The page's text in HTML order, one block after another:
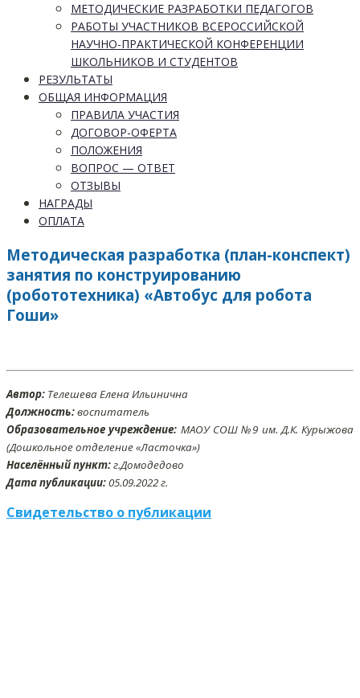
МЕТОДИЧЕСКИЕ РАЗРАБОТКИ ПЕДАГОГОВ
РАБОТЫ УЧАСТНИКОВ ВСЕРОССИЙСКОЙ
НАУЧНО-ПРАКТИЧЕСКОЙ КОНФЕРЕНЦИИ
ШКОЛЬНИКОВ И СТУДЕНТОВ
РЕЗУЛЬТАТЫ
ОБЩАЯ ИНФОРМАЦИЯ
ПРАВИЛА УЧАСТИЯ
ДОГОВОР-ОФЕРТА
ПОЛОЖЕНИЯ
ВОПРОС — ОТВЕТ
ОТЗЫВЫ
НАГРАДЫ
ОПЛАТА
Методическая разработка (план-конспект)
занятия по конструированию
(робототехника) «Автобус для робота
Гоши»
Автор: Телешева Елена Ильинична
Должность:воспитатель
Образовательное учреждение: МАОУ СОШ №9 им. Д.К. Курыжова
(Дошкольное отделение «Ласточка»)
Населённый пункт:г.Домодедово
Дата публикации:05.09.2022 г.
Свидетельство о публикации